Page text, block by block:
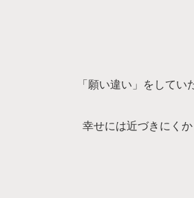
「願い違い」をしてい
幸せには近づきにくか